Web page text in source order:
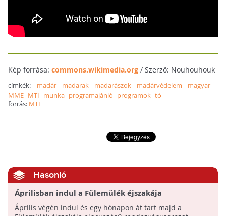
Kép forrása: commons.wikimedia.org/ Szerző: Nouhouhouk
címkék: madár madarak madarászok madárvédelem
magyar
MME MTI munka programajánló programok tó
forrás: MTI
Hasonló
Áprilisban indul a Fülemülék éjszakája
programsorozat
Április végén indul és egy hónapon át tart majd a